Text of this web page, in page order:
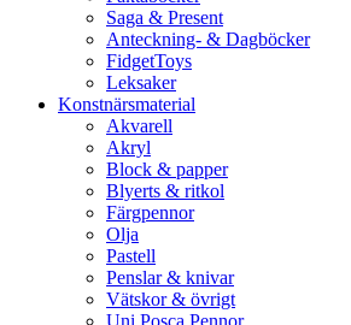
Saga & Present
Anteckning- & Dagböcker
FidgetToys
Leksaker
Konstnärsmaterial
Akvarell
Akryl
Block & papper
Blyerts & ritkol
Färgpennor
Olja
Pastell
Penslar & knivar
Vätskor & övrigt
Uni Posca Pennor